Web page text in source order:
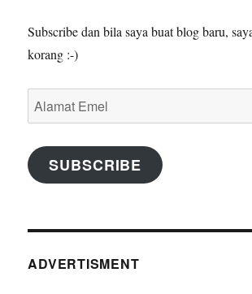
Subscribe dan bila saya buat blog baru,
korang :-)
Alamat
Emel
SUBSCRIBE
ADVERTISMENT